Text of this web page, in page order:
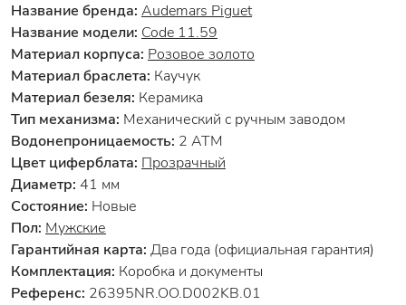
Название бренда: Audemars Piguet
Название модели: Code 11.59
Материал корпуса: Розовое золото
Материал браслета: Каучук
Материал безеля: Керамика
Тип механизма: Механический с ручным заводом
Водонепроницаемость: 2 АТМ
Цвет циферблата: Прозрачный
Диаметр: 41 мм
Состояние: Новые
Пол: Мужские
Гарантийная карта: Два года (официальная гарантия)
Комплектация: Коробка и документы
Референс: 26395NR.OO.D002KB.01